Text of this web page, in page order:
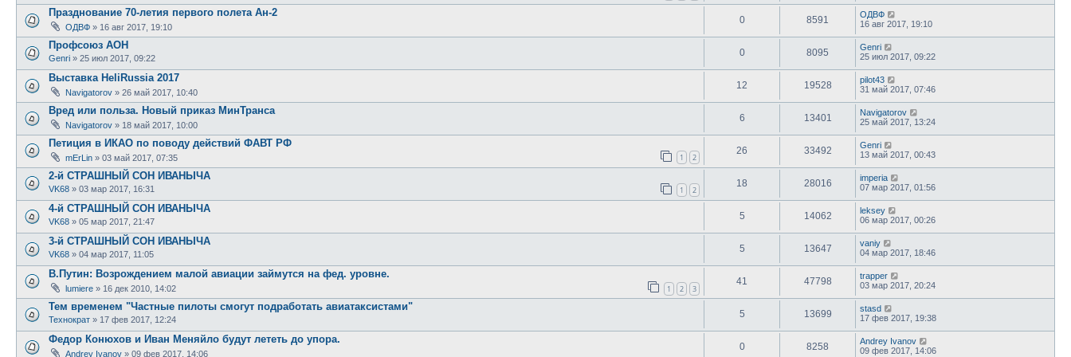
Празднование 70-летия первого полета Ан-2
ОДВФ » 16 авг 2017, 19:10
0 8591
ОДВФ
16 авг 2017, 19:10
Профсоюз АОН
Genri » 25 июл 2017, 09:22
0 8095
Genri
25 июл 2017, 09:22
Выставка HeliRussia 2017
Navigatorov » 26 май 2017, 10:40
12 19528
pilot43
31 май 2017, 07:46
Вред или польза. Новый приказ МинТранса
Navigatorov » 18 май 2017, 10:00
6 13401
Navigatorov
25 май 2017, 13:24
Петиция в ИКАО по поводу действий ФАВТ РФ
mErLin » 03 май 2017, 07:35 1 2
26 33492
Genri
13 май 2017, 00:43
2-й СТРАШНЫЙ СОН ИВАНЫЧА
VK68 » 03 мар 2017, 16:31 1 2
18 28016
imperia
07 мар 2017, 01:56
4-й СТРАШНЫЙ СОН ИВАНЫЧА
VK68 » 05 мар 2017, 21:47
5 14062
leksey
06 мар 2017, 00:26
3-й СТРАШНЫЙ СОН ИВАНЫЧА
VK68 » 04 мар 2017, 11:05
5 13647
vaniy
04 мар 2017, 18:46
В.Путин: Возрождением малой авиации займутся на фед. уровне.
lumiere » 16 дек 2010, 14:02 1 2 3
41 47798
trapper
03 мар 2017, 20:24
Тем временем "Частные пилоты смогут подработать авиатаксистами"
Технократ » 17 фев 2017, 12:24
5 13699
stasd
17 фев 2017, 19:38
Федор Конюхов и Иван Меняйло будут лететь до упора.
Andrey Ivanov » 09 фев 2017, 14:06
0 8258
Andrey Ivanov
09 фев 2017, 14:06